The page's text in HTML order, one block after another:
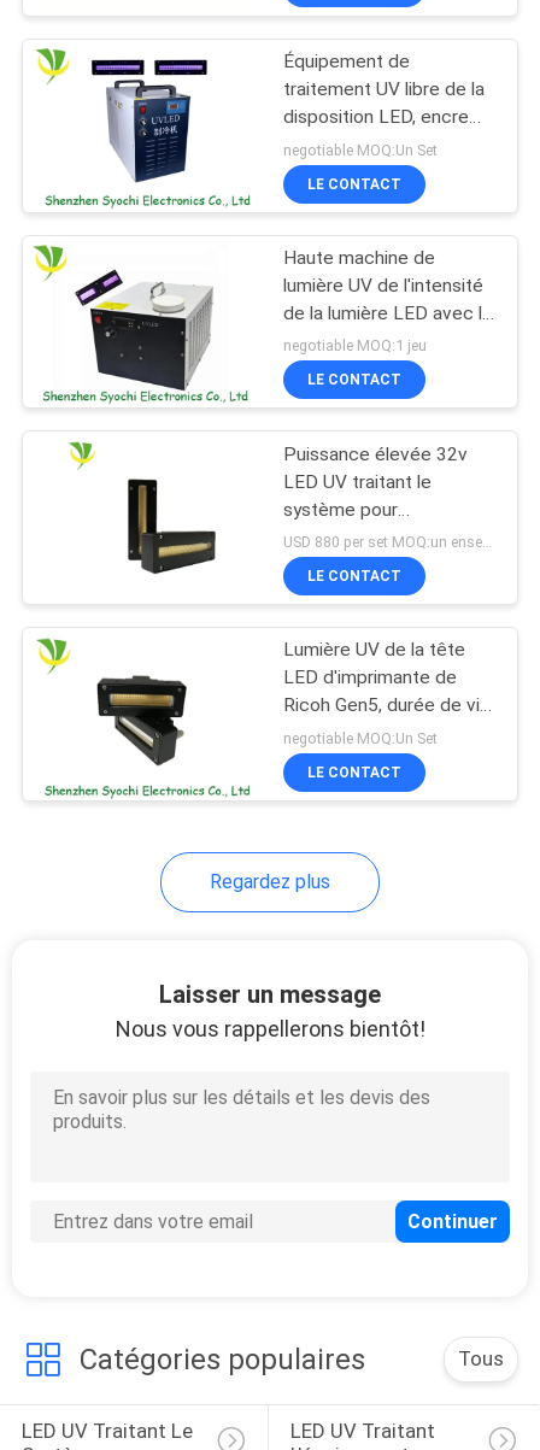
Lampe UV de LED
pour la machine
d'impression
18
Adhésif UV traitant
des systèmes
Systèmes de
traitement UV pour
l'impression
Module UV de LED
LED UV traitant la
32
Équipement de
traitement UV libre de la
disposition LED, encre
UV de LED traitant des
systèmes au-dessus de
contrôle de température
negotiable MOQ:Un Set
LE CONTACT
Haute machine de
lumière UV de l'intensité
de la lumière LED avec le
contrôle de port de la
pédale de pied/RS232C
negotiable MOQ:1 jeu
LE CONTACT
Puissance élevée 32v
LED UV traitant le
système pour
l'impression de label
USD 880 per set MOQ:un ensemble
LE CONTACT
Lumière UV de la tête
LED d'imprimante de
Ricoh Gen5, durée de vie
UV menée du système
de séchage 20000h
d'encre
negotiable MOQ:Un Set
LE CONTACT
Regardez plus
Laisser un message
Nous vous rappellerons bientôt!
Catégories populaires Tous
LED UV Traitant Le
LED UV Traitant